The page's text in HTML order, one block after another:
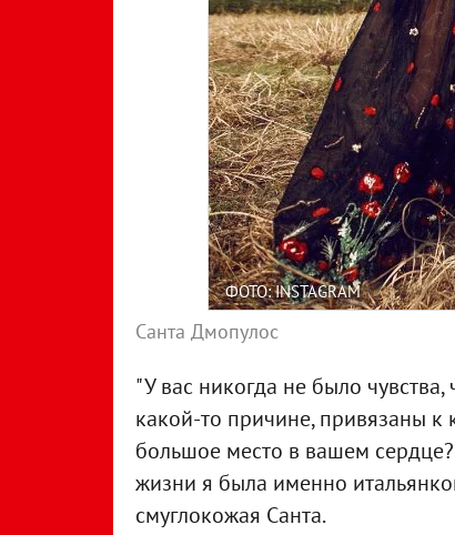
ФОТО: INSTAGRAM
Санта Дмопулос
"У вас никогда не было
какой-то причине, привязаны
большое место в вашем
жизни я была именно
смуглокожая Санта.